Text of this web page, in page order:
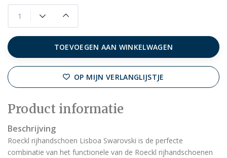
TOEVOEGEN AAN WINKELWAGEN
OP MIJN VERLANGLIJSTJE
Product informatie
Beschrijving
Roeckl rijhandschoen Lisboa Swarovski is de perfecte
combinatie van het functionele van de Roeckl rijhandschoenen